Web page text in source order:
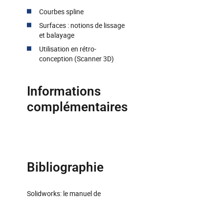
Courbes spline
Surfaces : notions de lissage
et balayage
Utilisation en rétro-
conception (Scanner 3D)
Informations
complémentaires
Bibliographie
Solidworks: le manuel de